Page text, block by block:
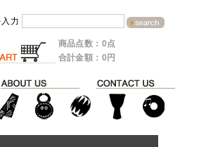
力
商品点数：0点
合計金額：0円